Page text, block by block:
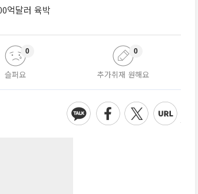
억달러 육박
슬퍼요
0
추가취재 원해요
0